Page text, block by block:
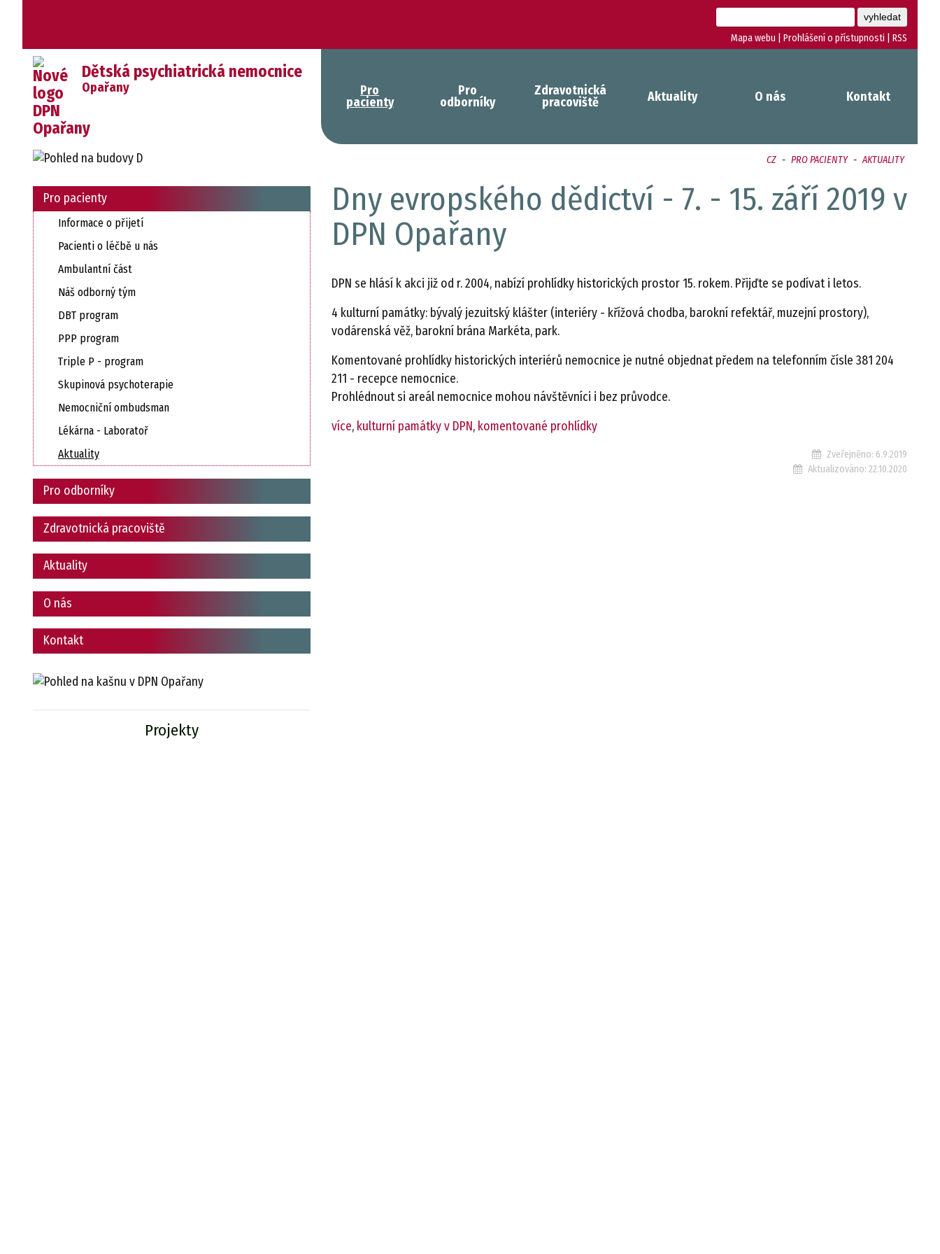
Mapa webu Prohlášení o přístupnosti RSS
Dětská psychiatrická nemocnice
Opařany
Pro
pacienty
Pro
odborníky
Zdravotnická
pracoviště
Aktuality O nás Kontakt
Pro pacienty
Informace o přijetí
Pacienti o léčbě u nás
Ambulantní část
Náš odborný tým
DBT program
PPP program
Triple P - program
Skupinová psychoterapie
Nemocniční ombudsman
Lékárna - Laboratoř
Aktuality
Pro odborníky
Zdravotnická pracoviště
Aktuality
O nás
Kontakt
Projekty
CZ - PRO PACIENTY - AKTUALITY
Dny evropského dědictví - 7. - 15. září 2019 v
DPN Opařany
DPN se hlásí k akci již od r. 2004, nabízí prohlídky historických prostor 15. rokem. Přijďte se podívat i letos.
4 kulturní památky: bývalý jezuitský klášter (interiéry - křížová chodba, barokní refektář, muzejní prostory),
vodárenská věž, barokní brána Markéta, park.
Komentované prohlídky historických interiérů nemocnice je nutné objednat předem na telefonním čísle 381 204
211 - recepce nemocnice.
Prohlédnout si areál nemocnice mohou návštěvníci i bez průvodce.
více, kulturní památky v DPN, komentované prohlídky
Zveřejněno: 6.9.2019
Aktualizováno: 22.10.2020